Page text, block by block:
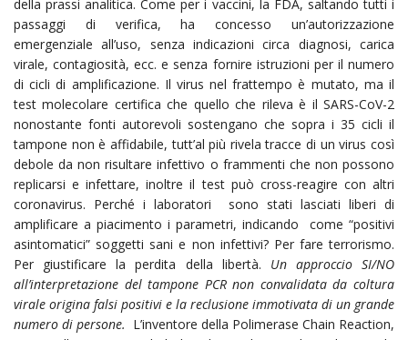
della prassi analitica. Come per i vaccini, la FDA, saltando tutti i
passaggi di verifica, ha concesso un’autorizzazione
emergenziale all’uso, senza indicazioni circa diagnosi, carica
virale, contagiosità, ecc. e senza fornire istruzioni per il numero
di cicli di amplificazione. Il virus nel frattempo è mutato, ma il
test molecolare certifica che quello che rileva è il SARS-CoV-2
nonostante fonti autorevoli sostengano che sopra i 35 cicli il
tampone non è affidabile, tutt’al più rivela tracce di un virus così
debole da non risultare infettivo o frammenti che non possono
replicarsi e infettare, inoltre il test può cross-reagire con altri
coronavirus. Perché i laboratori sono stati lasciati liberi di
amplificare a piacimento i parametri, indicando come “positivi
asintomatici” soggetti sani e non infettivi? Per fare terrorismo.
Per giustificare la perdita della libertà. Un approccio SI/NO
all’interpretazione del tampone PCR non convalidata da coltura
virale origina falsi positivi e la reclusione immotivata di un grande
numero di persone. L’inventore della Polimerase Chain Reaction,